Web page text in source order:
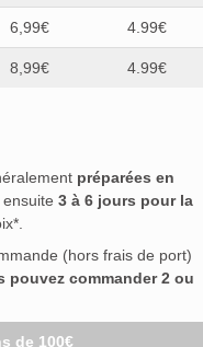
6,99€ 4.99€
8,99€ 4.99€
préparées en
3 à 6 jours pour la
(hors frais de port)
pouvez commander 2 ou
de 100€